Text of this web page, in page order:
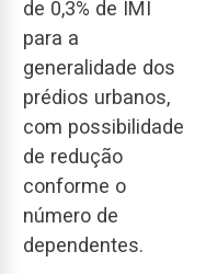
de 0,3% de IMI
para a
generalidade dos
prédios urbanos,
com possibilidade
de redução
conforme o
número de
dependentes.